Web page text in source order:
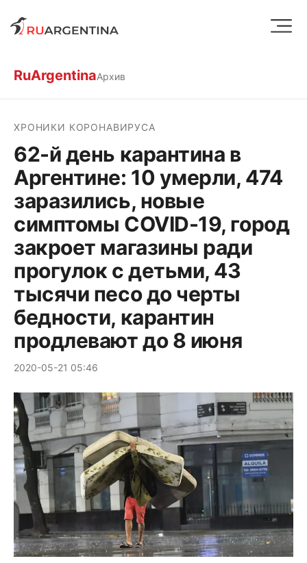
RuArgentinaАрхив
ХРОНИКИ КОРОНАВИРУСА
62-й день карантина в
Аргентине: 10 умерли, 474
заразились, новые
симптомы COVID-19, город
закроет магазины ради
прогулок с детьми, 43
тысячи песо до черты
бедности, карантин
продлевают до 8 июня
2020-05-21 05:46